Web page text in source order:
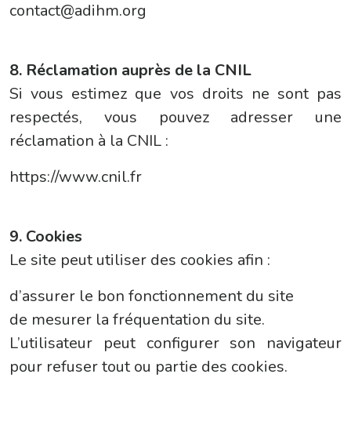
contact@adihm.org
8. Réclamation auprès de la CNIL
Si vous estimez que vos droits ne sont pas
respectés, vous pouvez adresser une
réclamation à la CNIL :
https://www.cnil.fr
9. Cookies
Le site peut utiliser des cookies afin :
d’assurer le bon fonctionnement du site
de mesurer la fréquentation du site.
L’utilisateur peut configurer son navigateur
pour refuser tout ou partie des cookies.